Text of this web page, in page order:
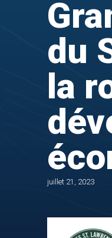
du
la
juillet 21, 2023